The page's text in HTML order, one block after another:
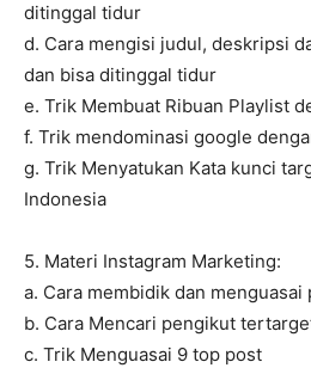
ditinggal tidur
d. Cara mengisi judul, deskripsi
dan bisa ditinggal tidur
e. Trik Membuat Ribuan Playlist
f. Trik mendominasi google
g. Trik Menyatukan Kata kunci
Indonesia
5. Materi Instagram Marketing:
a. Cara membidik dan
b. Cara Mencari pengikut
c. Trik Menguasai 9 top post